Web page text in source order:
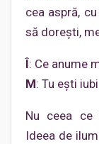
cea aspră,
să doreşti,
Î: Ce anume
M: Tu eşti
Nu ceea ce
Ideea de